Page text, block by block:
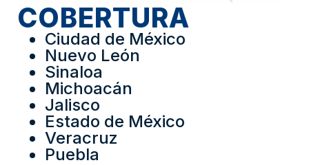
COBERTURA
Ciudad de México
Nuevo León
Sinaloa
Michoacán
Jalisco
Estado de México
Veracruz
Puebla